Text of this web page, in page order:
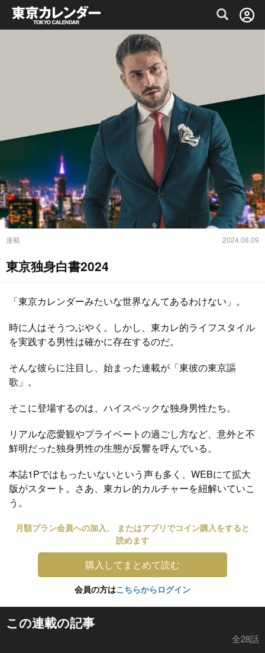
グルメ情報・プレミアムレストラン予約
連載 2024.08.09
東京独身白書2024
「東京カレンダーみたいな世界なんてあるわけない」。
時に人はそうつぶやく。しかし、東カレ的ライフスタイル
を実践する男性は確かに存在するのだ。
そんな彼らに注目し、始まった連載が「東彼の東京謳
歌」。
そこに登場するのは、ハイスペックな独身男性たち。
リアルな恋愛観やプライベートの過ごし方など、意外と不
鮮明だった独身男性の生態が反響を呼んでいる。
本誌1Pではもったいないという声も多く、WEBにて拡大
版がスタート。さあ、東カレ的カルチャーを紐解いていこ
う。
月額プラン会員への加入、 またはアプリでコイン購入をすると
読めます
購入してまとめて読む
会員の方はこちらからログイン
この連載の記事
全28話